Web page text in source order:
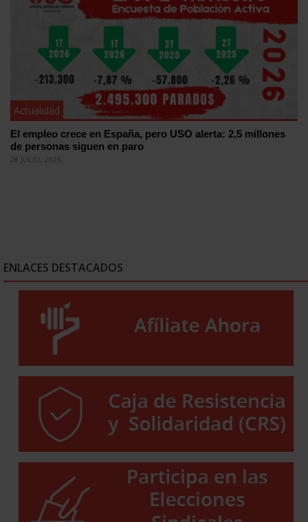
Actualidad
El empleo crece en España, pero USO alerta: 2,5 millones
de personas siguen en paro
28 JULIO, 2026
ENLACES DESTACADOS